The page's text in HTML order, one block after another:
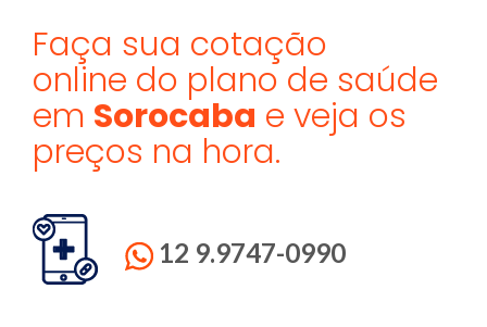
Faça sua cotação
online do plano de saúde
em Sorocaba e veja os
preços na hora.
12 9.9747-0990